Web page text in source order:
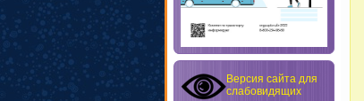
Версия сайта для
слабовидящих